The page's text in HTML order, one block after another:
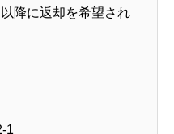
降に返却を希望され
1